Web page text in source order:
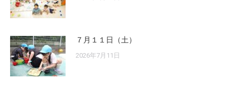
７月１１日（土）
2026年7月11日